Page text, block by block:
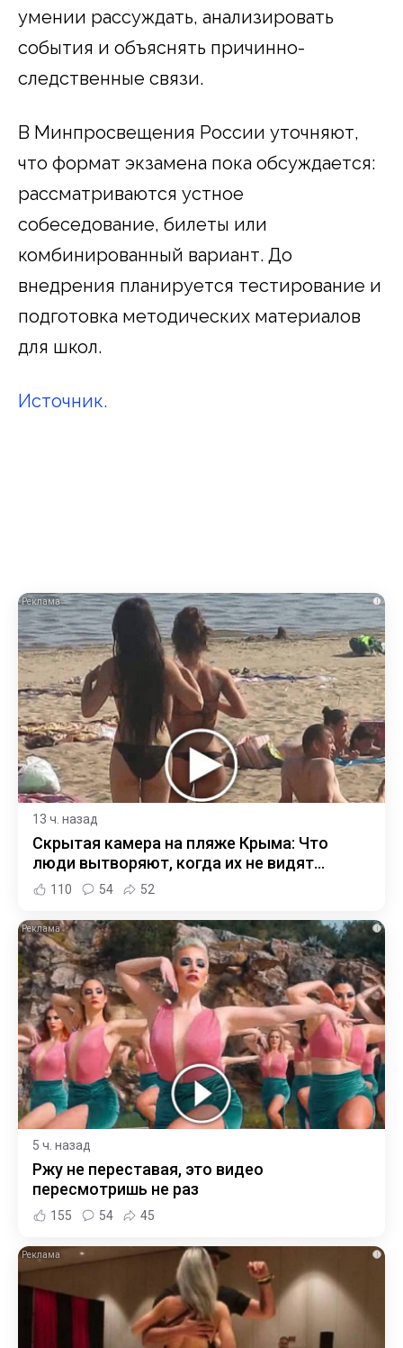
умении рассуждать, анализировать
события и объяснять причинно-
следственные связи.
В Минпросвещения России уточняют,
что формат экзамена пока обсуждается:
рассматриваются устное
собеседование, билеты или
комбинированный вариант. До
внедрения планируется тестирование и
подготовка методических материалов
для школ.
Источник.
i
13 ч. назад
Скрытая камера на пляже Крыма: Что
люди вытворяют, когда их не видят...
110 54 52
i
5 ч. назад
Ржу не переставая, это видео
пересмотришь не раз
155 54 45
i